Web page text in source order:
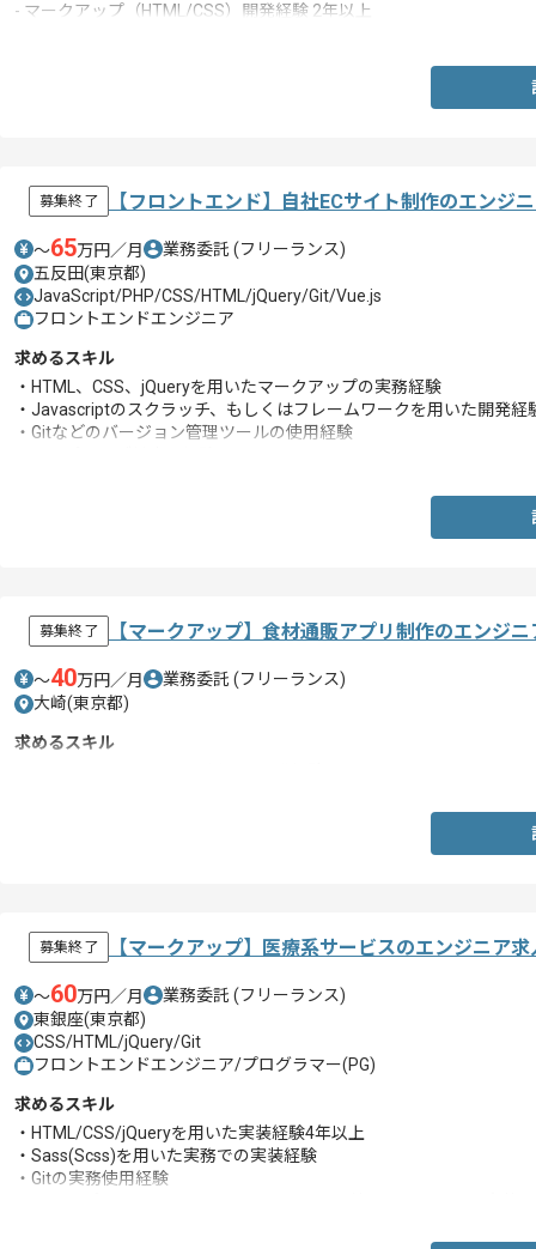
- マークアップ（HTML/CSS）開発経験 2年以上
募集終了 【フロントエンド】自社ECサイト制作のエンジ
〜65万円／月 業務委託 (フリーランス)
五反田(東京都)
JavaScript/PHP/CSS/HTML/jQuery/Git/Vue.js
フロントエンドエンジニア
求めるスキル
・HTML、CSS、jQueryを用いたマークアップの実務経験
・Javascriptのスクラッチ、もしくはフレームワークを用いた開発経
・Gitなどのバージョン管理ツールの使用経験
募集終了 【マークアップ】食材通販アプリ制作のエンジ
〜40万円／月 業務委託 (フリーランス)
大崎(東京都)
求めるスキル
募集終了 【マークアップ】医療系サービスのエンジニア
〜60万円／月 業務委託 (フリーランス)
東銀座(東京都)
CSS/HTML/jQuery/Git
フロントエンドエンジニア/プログラマー(PG)
求めるスキル
・HTML/CSS/jQueryを用いた実装経験4年以上
・Sass(Scss)を用いた実務での実装経験
・Gitの実務使用経験